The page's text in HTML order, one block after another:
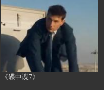
《碟中谍7》